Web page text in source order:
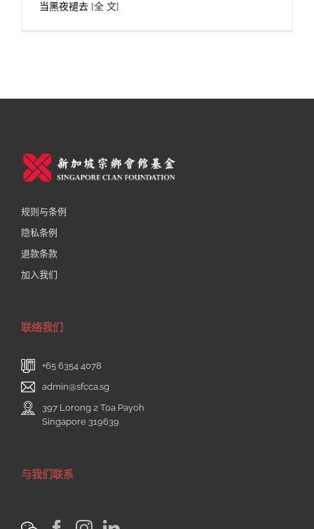
当黑夜褪去 [全 文]
规则与条例
隐私条例
退款条款
加入我们
联络我们
+65 6354 4078
admin@sfcca.sg
397 Lorong 2 Toa Payoh
Singapore 319639
与我们联系